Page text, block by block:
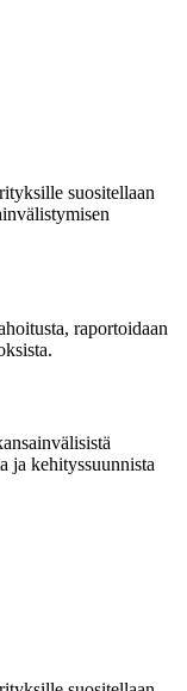
suositellaan
raportoidaan
ja kehityssuunnista